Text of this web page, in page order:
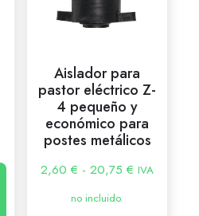
Aislador para
pastor eléctrico Z-
4 pequeño y
económico para
postes metálicos
2,60€ - 20,75€ IVA
no incluido.